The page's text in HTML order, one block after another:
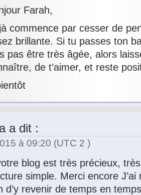
Farah,
commence par cesser de
brillante. Si tu passes ton
pas être très âgée, alors
de t’aimer, et reste
a dit :
à 09:20 (UTC 2 )
blog est très précieux,
simple. Merci encore J’ai
d’y revenir de temps en